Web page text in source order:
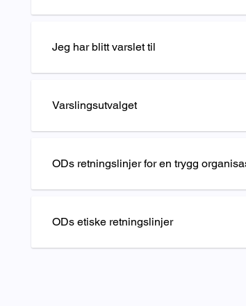
Jeg har blitt varslet til
Varslingsutvalget
ODs retningslinjer for en trygg
ODs etiske retningslinjer